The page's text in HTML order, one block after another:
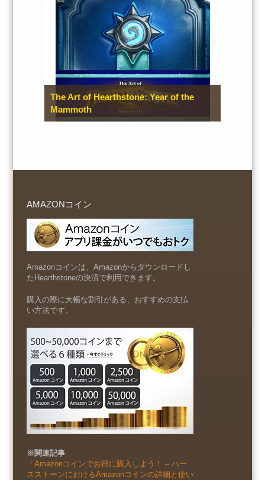
The Art of Hearthstone: Year of the
Mammoth
AMAZONコイン
Amazonコインは、Amazonからダウンロードし
たHearthstoneの決済で利用できます。
購入の際に大幅な割引がある、おすすめの支払
い方法です。
※関連記事
「Amazonコインでお得に購入しよう！ – ハー
スストーンにおけるAmazonコインの詳細と使い